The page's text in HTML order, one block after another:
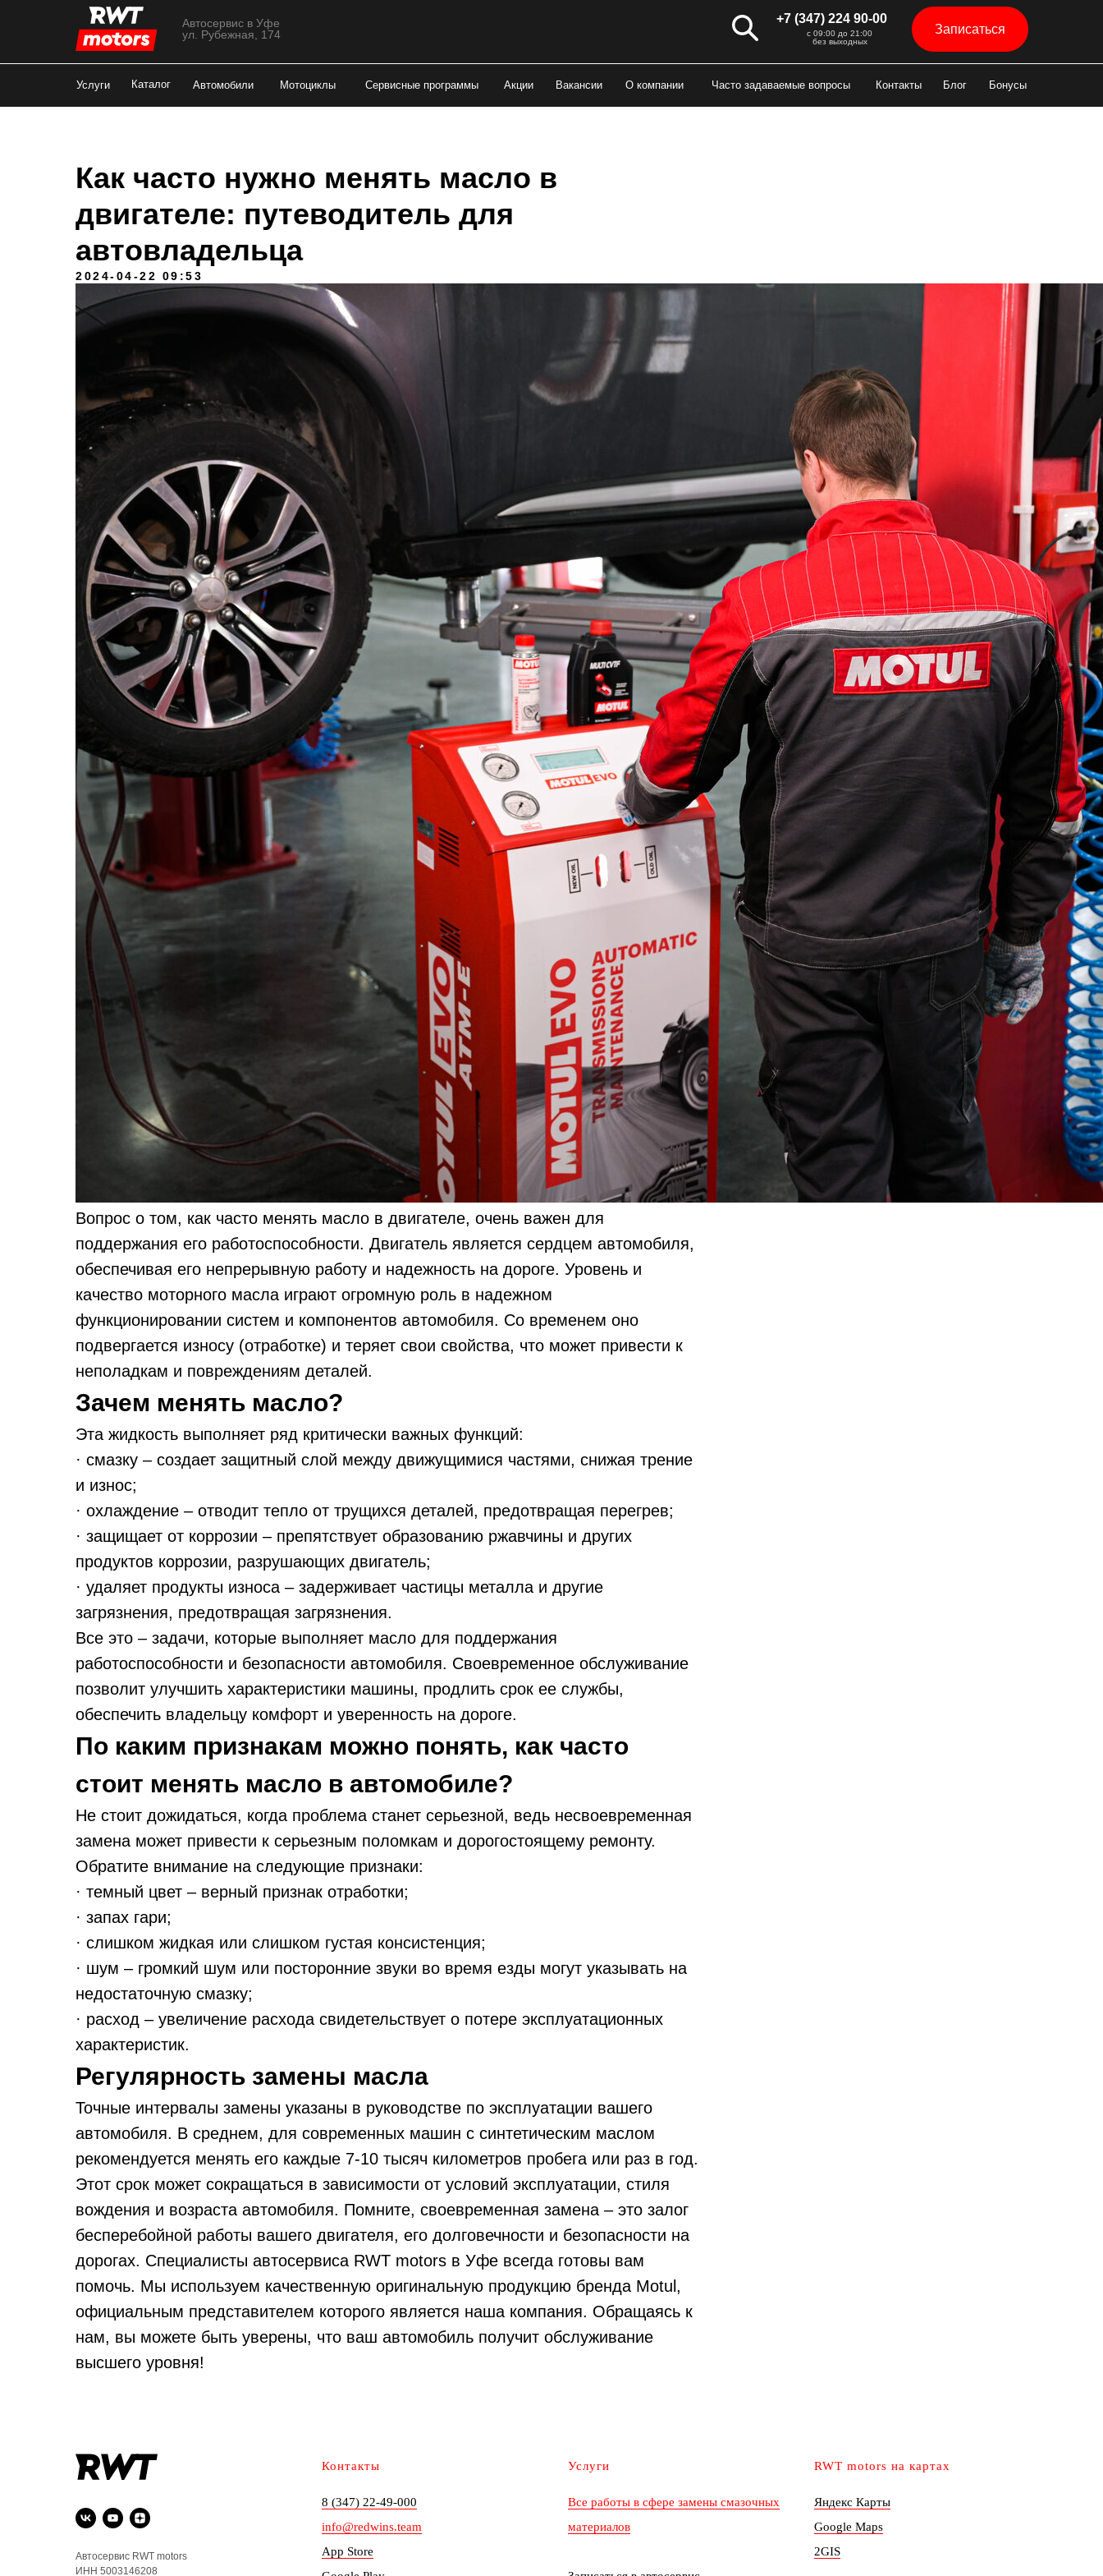
Автосервис в Уфе
ул. Рубежная, 174
Записаться
+7 (347) 224 90-00
с 09:00 до 21:00
без выходных
Автомобили Мотоциклы
Каталог
Услуги Сервисные программы Акции Вакансии О компании Часто задаваемые вопросы Контакты Бонусы
Блог
Как часто нужно менять масло в
двигателе: путеводитель для
автовладельца
2024-04-22 09:53
Вопрос о том, как часто менять масло в двигателе, очень важен для
поддержания его работоспособности. Двигатель является сердцем автомобиля,
обеспечивая его непрерывную работу и надежность на дороге. Уровень и
качество моторного масла играют огромную роль в надежном
функционировании систем и компонентов автомобиля. Cо временем оно
подвергается износу (отработке) и теряет свои свойства, что может привести к
неполадкам и повреждениям деталей.
Зачем менять масло?
Эта жидкость выполняет ряд критически важных функций:
· смазку – создает защитный слой между движущимися частями, снижая трение
и износ;
· охлаждение – отводит тепло от трущихся деталей, предотвращая перегрев;
· защищает от коррозии – препятствует образованию ржавчины и других
продуктов коррозии, разрушающих двигатель;
· удаляет продукты износа – задерживает частицы металла и другие
загрязнения, предотвращая загрязнения.
Все это – задачи, которые выполняет масло для поддержания
работоспособности и безопасности автомобиля. Своевременное обслуживание
позволит улучшить характеристики машины, продлить срок ее службы,
обеспечить владельцу комфорт и уверенность на дороге.
По каким признакам можно понять, как часто
стоит менять масло в автомобиле?
Не стоит дожидаться, когда проблема станет серьезной, ведь несвоевременная
замена может привести к серьезным поломкам и дорогостоящему ремонту.
Обратите внимание на следующие признаки:
· темный цвет – верный признак отработки;
· запах гари;
· слишком жидкая или слишком густая консистенция;
· шум – громкий шум или посторонние звуки во время езды могут указывать на
недостаточную смазку;
· расход – увеличение расхода свидетельствует о потере эксплуатационных
характеристик.
Регулярность замены масла
Точные интервалы замены указаны в руководстве по эксплуатации вашего
автомобиля. В среднем, для современных машин с синтетическим маслом
рекомендуется менять его каждые 7-10 тысяч километров пробега или раз в год.
Этот срок может сокращаться в зависимости от условий эксплуатации, стиля
вождения и возраста автомобиля. Помните, своевременная замена – это залог
бесперебойной работы вашего двигателя, его долговечности и безопасности на
дорогах. Специалисты автосервиса RWT motors в Уфе всегда готовы вам
помочь. Мы используем качественную оригинальную продукцию бренда Motul,
официальным представителем которого является наша компания. Обращаясь к
нам, вы можете быть уверены, что ваш автомобиль получит обслуживание
высшего уровня!
Автосервис RWT motors
ИНН 5003146208
Контакты
8 (347) 22-49-000
info@redwins.team
App Store
Услуги
Все работы в сфере замены смазочных
материалов
RWT motors на картах
Яндекс Карты
Google Maps
2GIS